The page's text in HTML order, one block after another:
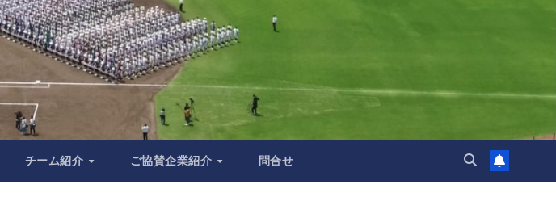
チーム紹介 ご協賛企業紹介 問合せ